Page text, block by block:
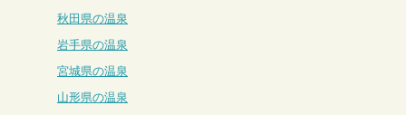
秋田県の温泉
岩手県の温泉
宮城県の温泉
山形県の温泉